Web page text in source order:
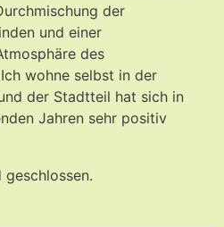
der
und einer
des
wohne selbst in der
der Stadtteil hat sich in
Jahren sehr positiv
geschlossen.